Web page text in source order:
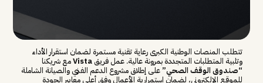
تتطلب المنصات الوطنية الكبرى رعاية تقنية مستمرة لضمان استقرار الأداء
وتلبية المتطلبات المتجددة بمرونة عالية. عمل فريقVistaمع شريكنا
“صندوق الوقف الصحي” على إطلاق مشروع الدعم الفني والصيانة الشاملة
للموقع الإلكتروني، لضمان استمرارية الأعمال وفق أعلى معايير الجودة